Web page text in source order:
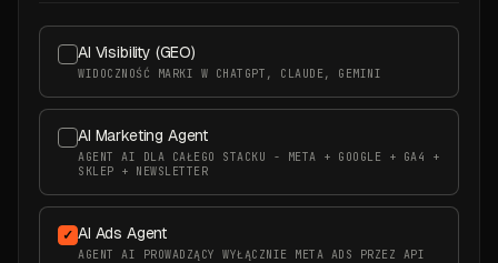
AI Visibility (GEO)
WIDOCZNOŚĆ MARKI W CHATGPT, CLAUDE, GEMINI
AI Marketing Agent
AGENT AI DLA CAŁEGO STACKU - META + GOOGLE + GA4 +
SKLEP + NEWSLETTER
AI Ads Agent
AGENT AI PROWADZĄCY WYŁĄCZNIE META ADS PRZEZ API